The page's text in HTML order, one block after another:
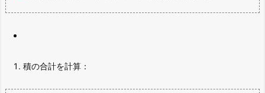
積の合計を計算：